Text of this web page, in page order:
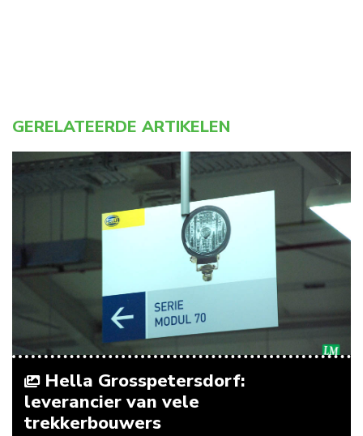
GERELATEERDE ARTIKELEN
Hella Grosspetersdorf:
leverancier van vele
trekkerbouwers